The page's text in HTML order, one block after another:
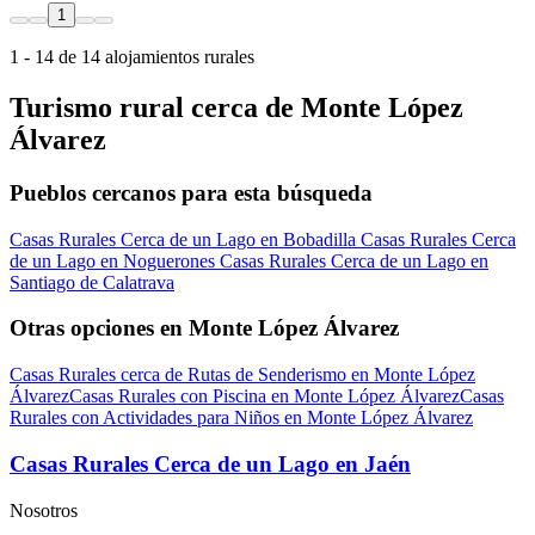
1
1 - 14 de 14 alojamientos rurales
Turismo rural cerca de Monte López
Álvarez
Pueblos cercanos para esta búsqueda
Casas Rurales Cerca de un Lago en Bobadilla Casas Rurales Cerca
de un Lago en Noguerones Casas Rurales Cerca de un Lago en
Santiago de Calatrava
Otras opciones en Monte López Álvarez
Casas Rurales cerca de Rutas de Senderismo en Monte López
ÁlvarezCasas Rurales con Piscina en Monte López ÁlvarezCasas
Rurales con Actividades para Niños en Monte López Álvarez
Casas Rurales Cerca de un Lago en Jaén
Nosotros